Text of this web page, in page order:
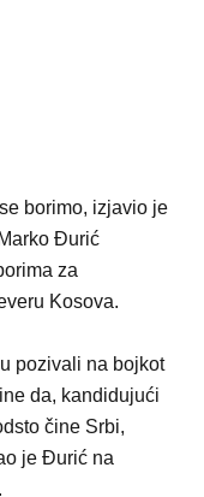
borimo, izjavio je
Ðurić
za
Kosova.
pozivali na bojkot
da, kandidujući
čine Srbi,
je Ðurić na